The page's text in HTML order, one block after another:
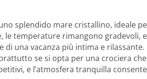
splendido mare cristallino, ideale
temperature rimangono gradevoli, e
una vacanza più intima e rilassante.
se si opta per una crociera
e l’atmosfera tranquilla